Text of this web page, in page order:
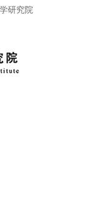
研究院